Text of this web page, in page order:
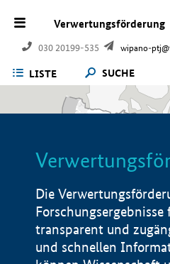
Verwertungsförderung
030 20199-535 wipano-
LISTE SUCHE
Die
transparent und
und schnellen